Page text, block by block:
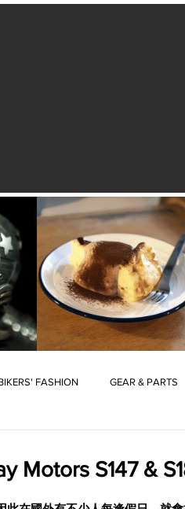
FASHION GEAR & PARTS
Motors S147 &